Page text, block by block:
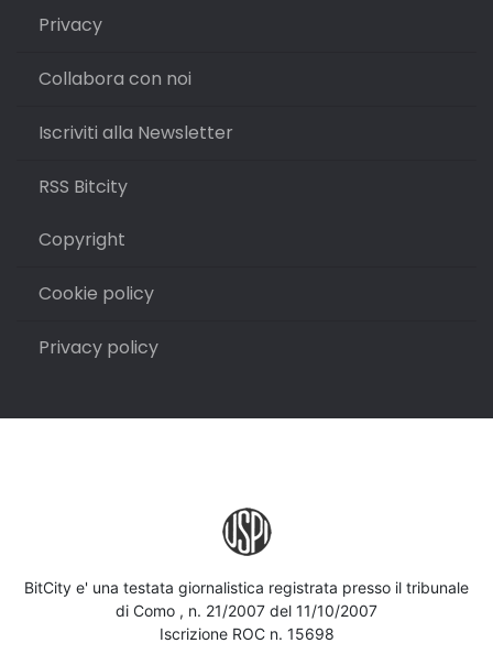
Privacy
Collabora con noi
Iscriviti alla Newsletter
RSS Bitcity
Copyright
Cookie policy
Privacy policy
BitCity e' una testata giornalistica registrata presso il tribunale
di Como , n. 21/2007 del 11/10/2007
Iscrizione ROC n. 15698